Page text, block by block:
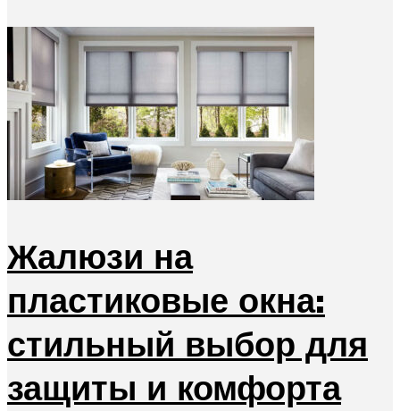
Жалюзи на
пластиковые окна:
стильный выбор для
защиты и комфорта